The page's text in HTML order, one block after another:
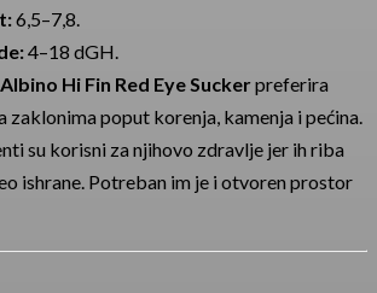
6,5–7,8.
4–18 dGH.
Albino Hi Fin Red Eye Suckerpreferira
zaklonima poput korenja, kamenja i pećina.
su korisni za njihovo zdravlje jer ih riba
ishrane. Potreban im je i otvoren prostor